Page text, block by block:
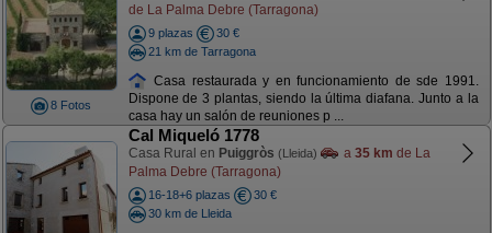
8 Fotos
de La Palma Debre (Tarragona)
9 plazas
30 €
21 km de Tarragona
Casa restaurada y en funcionamiento de sde 1991.
Dispone de 3 plantas, siendo la última diafana. Junto a la
casa hay un salón de reuniones p ...
Cal Miqueló 1778
Casa Rural en Puiggròs (Lleida) a 35 km de La
Palma Debre (Tarragona)
16-18+6 plazas
30 €
30 km de Lleida